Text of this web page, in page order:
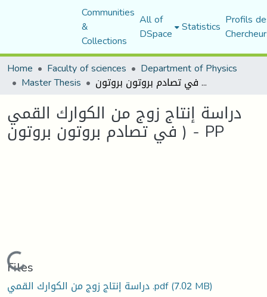
Communities
&
Collections
All of
DSpace Statistics Profils
Home
Faculty of sciences Department of Physics
Master Thesis دراسة إنتاج زوج من الكوارك القمي في تصادم بروتون بروتون ) - PP
دراسة إنتاج زوج من الكوارك القمي
في تصادم بروتون بروتون ) - PP
Loading...
Files
دراسة إنتاج زوج من الكوارك القمي .pdf(7.02 MB)